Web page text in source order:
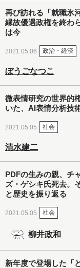
再び訪れる「就職氷
縁故優遇政権を終わ
は今
2021.05.06 政治・経済
ぼうごなつこ
微表情研究の世界的
いた、AI表情分析技
2021.05.05 社会
清水建二
PDFの生みの親、チ
ズ・ゲシキ氏死去。
と歴史を振り返る
2021.05.05 社会
柳井政和
新年度で登場した「